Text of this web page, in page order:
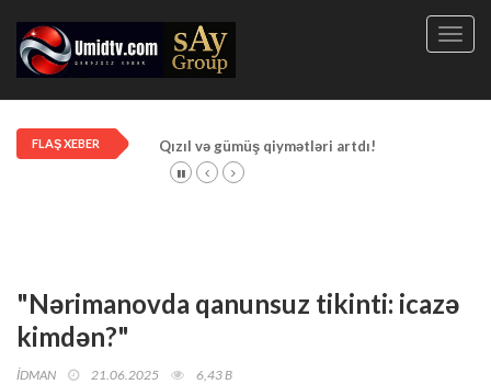
FLAŞ XEBER Qızıl və gümüş qiymətləri artdı!
"Nərimanovda qanunsuz tikinti: icazə
kimdən?"
İDMAN 21.06.2025 6,43 B